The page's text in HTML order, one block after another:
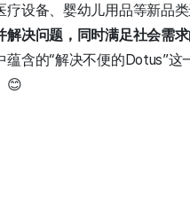
疗设备、婴幼儿用品等新品
决问题，同时满足社会需求
蕴含的“解决不便的Dotus”
😊